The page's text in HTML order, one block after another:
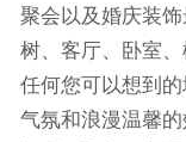
聚会以及婚庆装
树、客厅、卧室
任何您可以想到
气氛和浪漫温馨的